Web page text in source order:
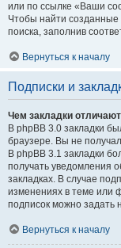
или по ссылке «Ваши
Чтобы найти созданные
поиска, заполнив
Вернуться к началу
Подписки и
Чем закладки
В phpBB 3.0 закладки
браузере. Вы не
В phpBB 3.1 закладки
получать уведомления
закладках. В случае
изменениях в теме или
подписок можно задать
Вернуться к началу